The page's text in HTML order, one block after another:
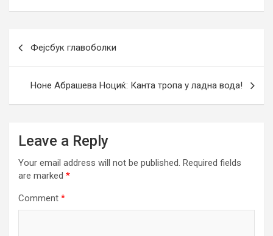
navigation
Фејсбук главоболки
Ноне Абрашева Ноциќ: Канта тропа у ладна вода!
Leave a Reply
Your email address will not be published. Required fields
are marked *
Comment *